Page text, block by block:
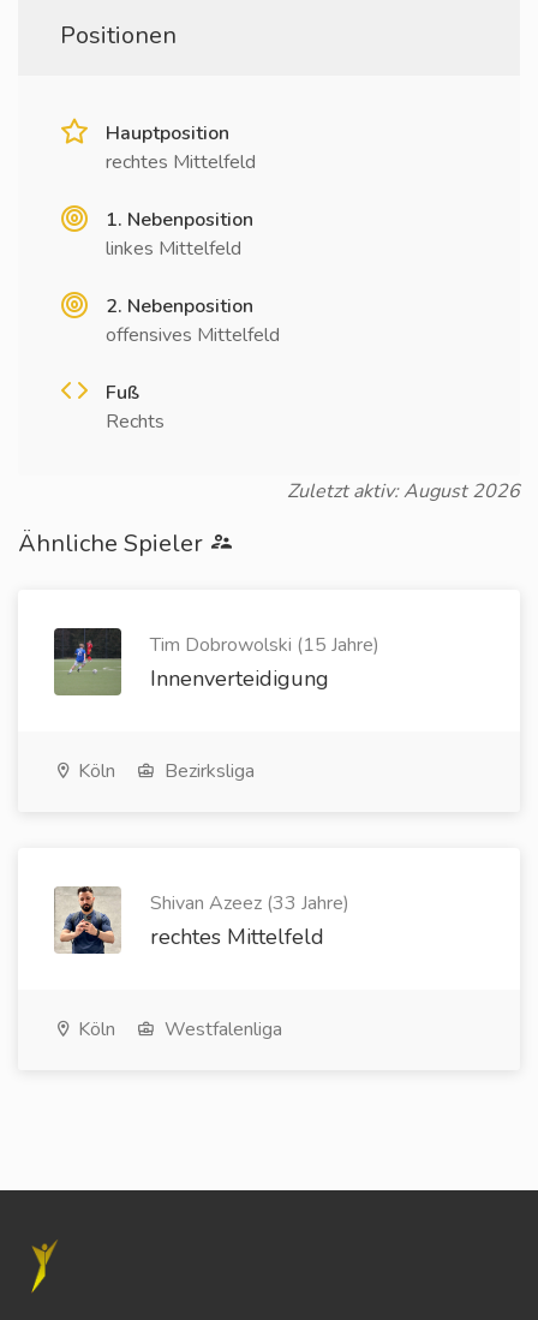
Positionen
Hauptposition
rechtes Mittelfeld
1. Nebenposition
linkes Mittelfeld
2. Nebenposition
offensives Mittelfeld
Fuß
Rechts
Zuletzt aktiv: August 2026
Ähnliche Spieler
Tim Dobrowolski (15 Jahre)
Innenverteidigung
Köln Bezirksliga
Shivan Azeez (33 Jahre)
rechtes Mittelfeld
Köln Westfalenliga